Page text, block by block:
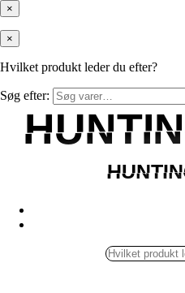
×
×
Hvilket produkt leder du efter?
Søg efter: